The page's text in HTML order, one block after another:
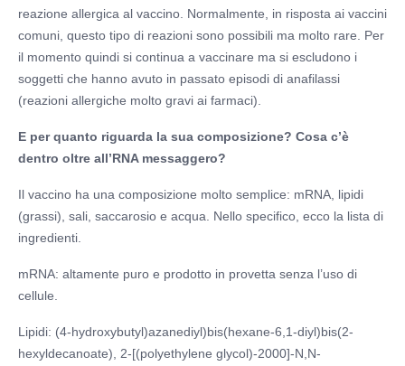
reazione allergica al vaccino. Normalmente, in risposta ai vaccini
comuni, questo tipo di reazioni sono possibili ma molto rare. Per
il momento quindi si continua a vaccinare ma si escludono i
soggetti che hanno avuto in passato episodi di anafilassi
(reazioni allergiche molto gravi ai farmaci).
E per quanto riguarda la sua composizione? Cosa c’è
dentro oltre all’RNA messaggero?
Il vaccino ha una composizione molto semplice: mRNA, lipidi
(grassi), sali, saccarosio e acqua. Nello specifico, ecco la lista di
ingredienti.
mRNA: altamente puro e prodotto in provetta senza l’uso di
cellule.
Lipidi: (4-hydroxybutyl)azanediyl)bis(hexane-6,1-diyl)bis(2-
hexyldecanoate), 2-[(polyethylene glycol)-2000]-N,N-